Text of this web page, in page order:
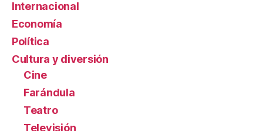
Internacional
Economía
Política
Cultura y diversión
Cine
Farándula
Teatro
Televisión